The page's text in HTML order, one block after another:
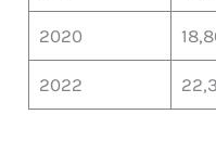
2020
2022